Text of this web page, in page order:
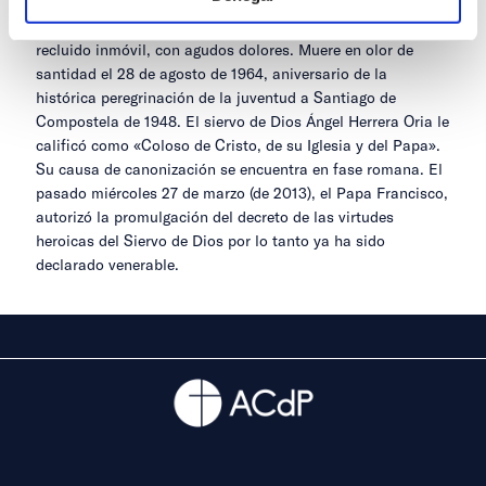
1959, año en que cesó por grave enfermedad que le tuvo
recluido inmóvil, con agudos dolores. Muere en olor de
santidad el 28 de agosto de 1964, aniversario de la
histórica peregrinación de la juventud a Santiago de
Compostela de 1948. El siervo de Dios Ángel Herrera Oria le
calificó como «Coloso de Cristo, de su Iglesia y del Papa».
Su causa de canonización se encuentra en fase romana. El
pasado miércoles 27 de marzo (de 2013), el Papa Francisco,
autorizó la promulgación del decreto de las virtudes
heroicas del Siervo de Dios por lo tanto ya ha sido
declarado venerable.